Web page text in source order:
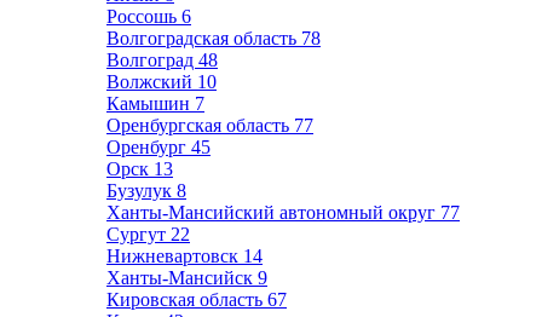
Россошь 6
Волгоградская область 78
Волгоград 48
Волжский 10
Камышин 7
Оренбургская область 77
Оренбург 45
Орск 13
Бузулук 8
Ханты-Мансийский автономный округ 77
Сургут 22
Нижневартовск 14
Ханты-Мансийск 9
Кировская область 67